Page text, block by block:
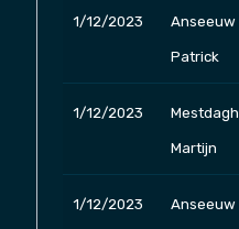
1/12/2023 Anseeuw
Patrick
1/12/2023 Mestdagh
Martijn
1/12/2023 Anseeuw